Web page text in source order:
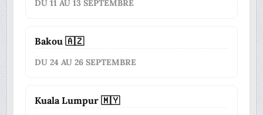
DU 11 AU 13 SEPTEMBRE
Bakou 🇦🇿
DU 24 AU 26 SEPTEMBRE
Kuala Lumpur 🇲🇾